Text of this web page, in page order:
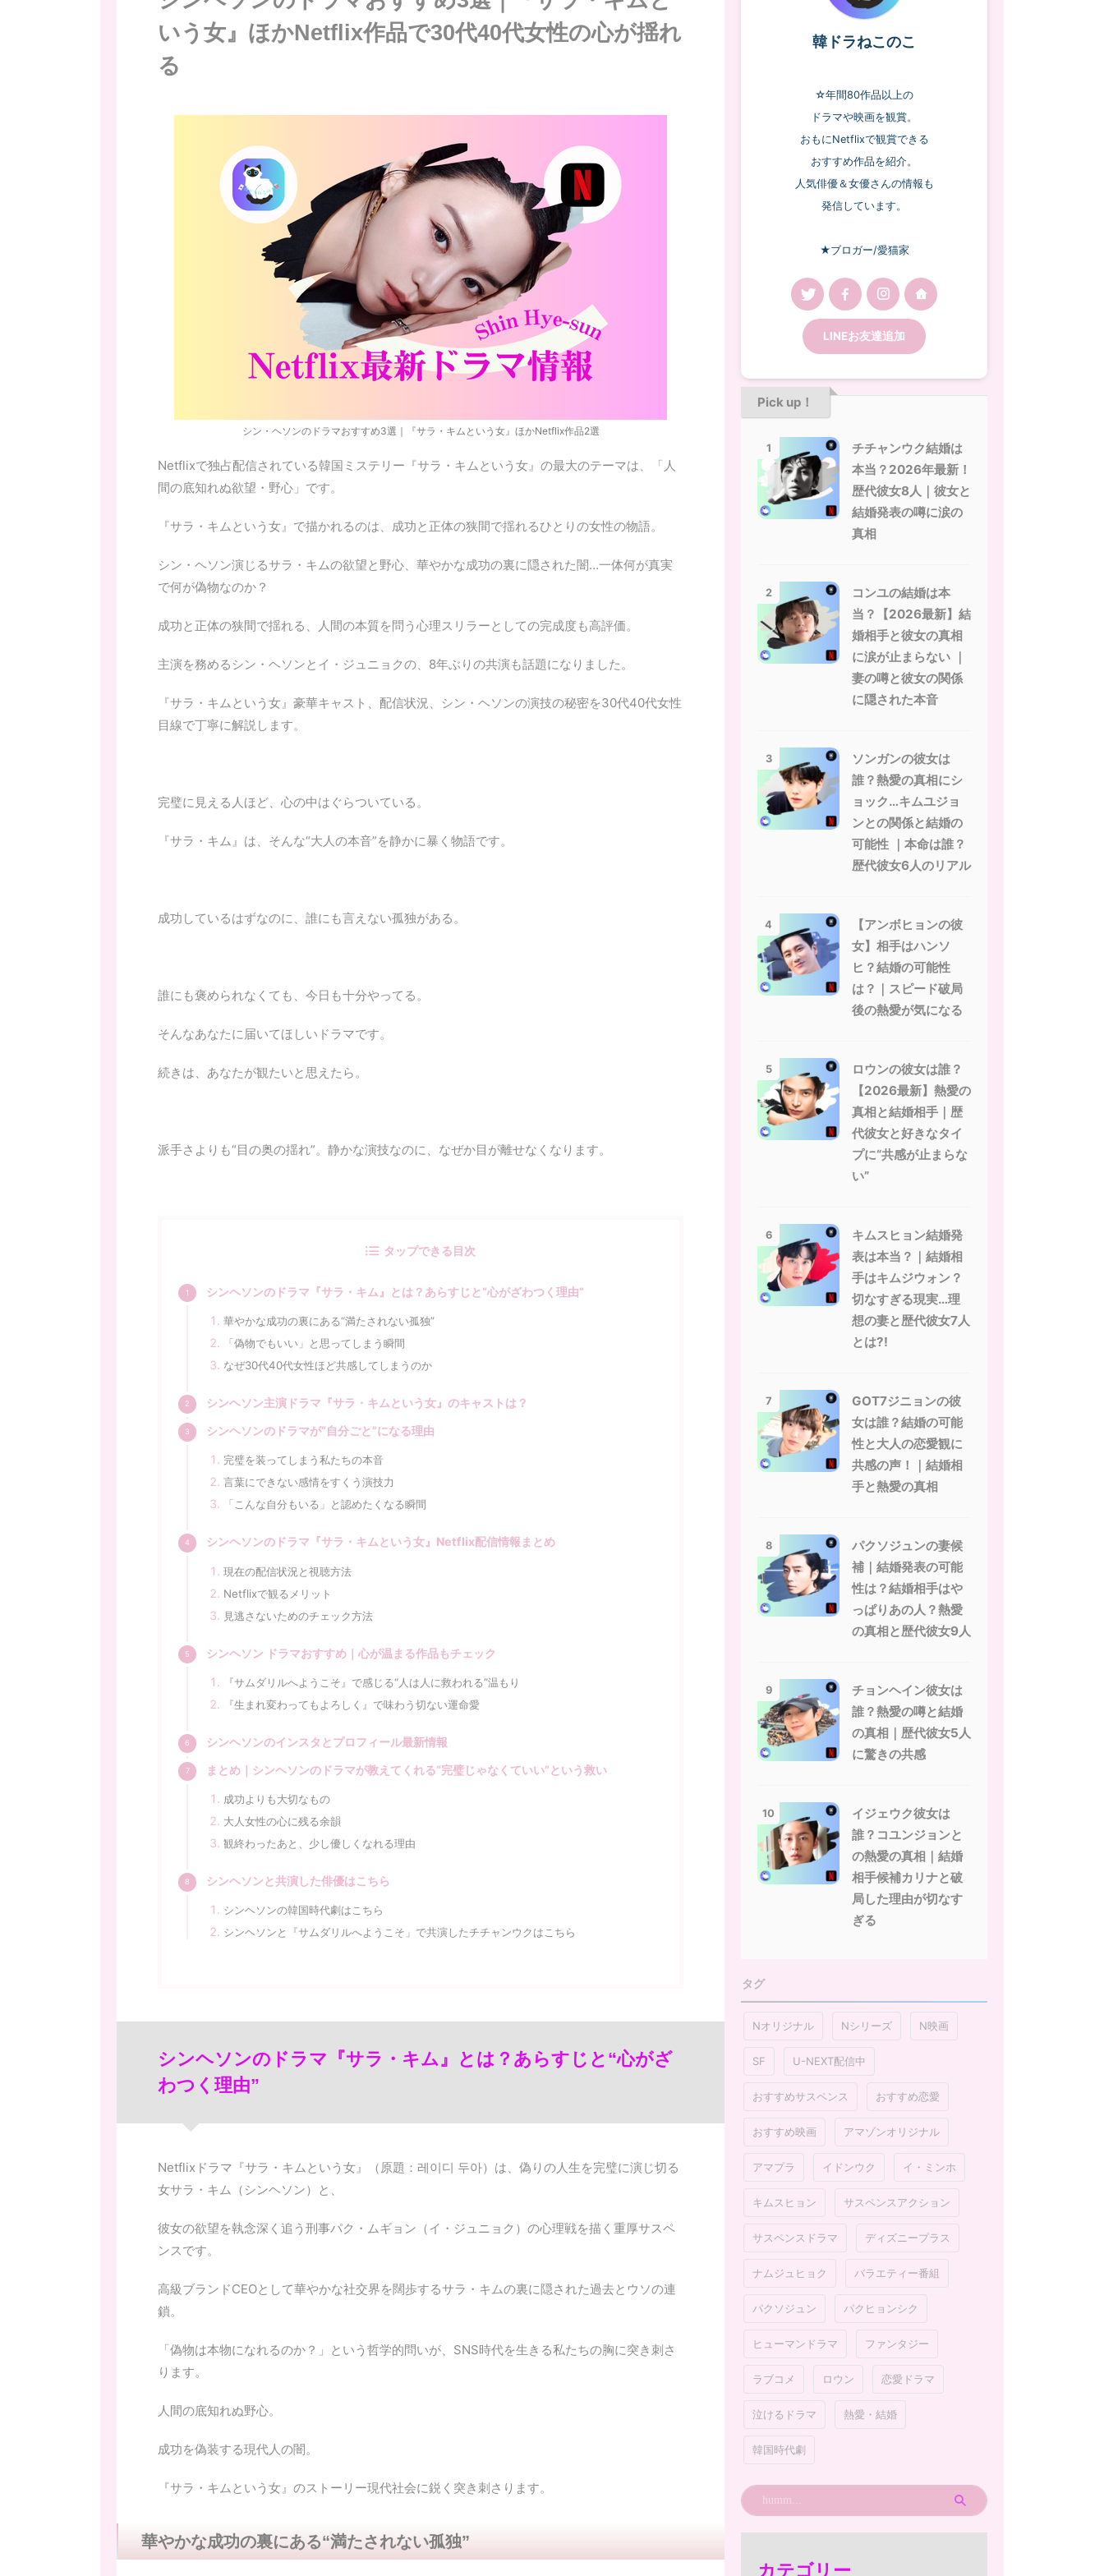
いう女』ほかNetflix作品で30代40代女性の心が揺れ
る
シン・ヘソンのドラマおすすめ3選｜『サラ・キムという女』ほかNetflix作品2選
Netflixで独占配信されている韓国ミステリー『サラ・キムという女』の最大のテーマは、「人
間の底知れぬ欲望・野心」です。
『サラ・キムという女』で描かれるのは、成功と正体の狭間で揺れるひとりの女性の物語。
シン・ヘソン演じるサラ・キムの欲望と野心、華やかな成功の裏に隠された闇…一体何が真実
で何が偽物なのか？
成功と正体の狭間で揺れる、人間の本質を問う心理スリラーとしての完成度も高評価。
主演を務めるシン・ヘソンとイ・ジュニョクの、8年ぶりの共演も話題になりました。
『サラ・キムという女』豪華キャスト、配信状況、シン・ヘソンの演技の秘密を30代40代女性
目線で丁寧に解説します。
完璧に見える人ほど、心の中はぐらついている。
『サラ・キム』は、そんな“大人の本音”を静かに暴く物語です。
成功しているはずなのに、誰にも言えない孤独がある。
誰にも褒められなくても、今日も十分やってる。
そんなあなたに届いてほしいドラマです。
続きは、あなたが観たいと思えたら。
派手さよりも“目の奥の揺れ”。静かな演技なのに、なぜか目が離せなくなります。
タップできる目次
シンヘソンのドラマ『サラ・キム』とは？あらすじと“心がざわつく理由”
華やかな成功の裏にある“満たされない孤独”
「偽物でもいい」と思ってしまう瞬間
なぜ30代40代女性ほど共感してしまうのか
シンヘソン主演ドラマ『サラ・キムという女』のキャストは？
シンヘソンのドラマが“自分ごと”になる理由
完璧を装ってしまう私たちの本音
言葉にできない感情をすくう演技力
「こんな自分もいる」と認めたくなる瞬間
シンヘソンのドラマ『サラ・キムという女』Netflix配信情報まとめ
現在の配信状況と視聴方法
Netflixで観るメリット
見逃さないためのチェック方法
シンヘソン ドラマおすすめ｜心が温まる作品もチェック
『サムダリルへようこそ』で感じる“人は人に救われる”温もり
『生まれ変わってもよろしく』で味わう切ない運命愛
シンヘソンのインスタとプロフィール最新情報
まとめ｜シンヘソンのドラマが教えてくれる“完璧じゃなくていい”という救い
成功よりも大切なもの
大人女性の心に残る余韻
観終わったあと、少し優しくなれる理由
シンヘソンと共演した俳優はこちら
シンヘソンの韓国時代劇はこちら
シンヘソンと『サムダリルへようこそ」で共演したチチャンウクはこちら
シンヘソンのドラマ『サラ・キム』とは？あらすじと“心がざ
わつく理由”
Netflixドラマ『サラ・キムという女』（原題：레이디 두아）は、偽りの人生を完璧に演じ切る
女サラ・キム（シンヘソン）と、
彼女の欲望を執念深く追う刑事パク・ムギョン（イ・ジュニョク）の心理戦を描く重厚サスペ
ンスです。
高級ブランドCEOとして華やかな社交界を闊歩するサラ・キムの裏に隠された過去とウソの連
鎖。
「偽物は本物になれるのか？」という哲学的問いが、SNS時代を生きる私たちの胸に突き刺さ
ります。
人間の底知れぬ野心。
成功を偽装する現代人の闇。
『サラ・キムという女』のストーリー現代社会に鋭く突き刺さります。
華やかな成功の裏にある“満たされない孤独”
韓ドラねこのこ
☆年間80作品以上の
ドラマや映画を観賞。
おもにNetflixで観賞できる
おすすめ作品を紹介。
人気俳優＆女優さんの情報も
発信しています。
★ブロガー/愛猫家
LINEお友達追加
Pick up！
1
チチャンウク結婚は
本当？2026年最新！
歴代彼女8人｜彼女と
結婚発表の噂に涙の
真相
2
コンユの結婚は本
当？【2026最新】結
婚相手と彼女の真相
に涙が止まらない ｜
妻の噂と彼女の関係
に隠された本音
3
ソンガンの彼女は
誰？熱愛の真相にシ
ョック…キムユジョ
ンとの関係と結婚の
可能性 ｜本命は誰？
歴代彼女6人のリアル
4
【アンボヒョンの彼
女】相手はハンソ
ヒ？結婚の可能性
は？｜スピード破局
後の熱愛が気になる
5
ロウンの彼女は誰？
【2026最新】熱愛の
真相と結婚相手｜歴
代彼女と好きなタイ
プに“共感が止まらな
い”
6
キムスヒョン結婚発
表は本当？｜結婚相
手はキムジウォン？
切なすぎる現実…理
想の妻と歴代彼女7人
とは?!
7
GOT7ジニョンの彼
女は誰？結婚の可能
性と大人の恋愛観に
共感の声！｜結婚相
手と熱愛の真相
8
パクソジュンの妻候
補｜結婚発表の可能
性は？結婚相手はや
っぱりあの人？熱愛
の真相と歴代彼女9人
9
チョンヘイン彼女は
誰？熱愛の噂と結婚
の真相｜歴代彼女5人
に驚きの共感
10
イジェウク彼女は
誰？コユンジョンと
の熱愛の真相｜結婚
相手候補カリナと破
局した理由が切なす
ぎる
タグ
Nオリジナル Nシリーズ N映画
SF U-NEXT配信中
おすすめサスペンス おすすめ恋愛
おすすめ映画 アマゾンオリジナル
アマプラ イドンウク イ・ミンホ
キムスヒョン サスペンスアクション
サスペンスドラマ ディズニープラス
ナムジュヒョク バラエティー番組
パクソジュン パクヒョンシク
ヒューマンドラマ ファンタジー
ラブコメ ロウン 恋愛ドラマ
泣けるドラマ 熱愛・結婚
韓国時代劇
カテゴリー